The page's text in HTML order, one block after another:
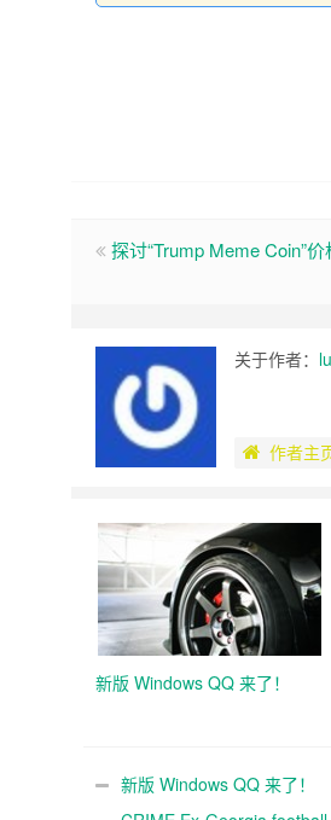
探讨“Trump Meme Coin”
关于作者：
作者主
新版 Windows QQ 来了！
新版 Windows QQ 来了！